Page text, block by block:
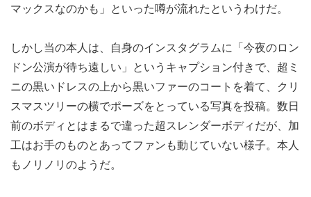
マックスなのかも」といった噂が流れたというわけだ。
しかし当の本人は、自身のインスタグラムに「今夜のロン
ドン公演が待ち遠しい」というキャプション付きで、超ミ
ニの黒いドレスの上から黒いファーのコートを着て、クリ
スマスツリーの横でポーズをとっている写真を投稿。数日
前のボディとはまるで違った超スレンダーボディだが、加
工はお手のものとあってファンも動じていない様子。本人
もノリノリのようだ。